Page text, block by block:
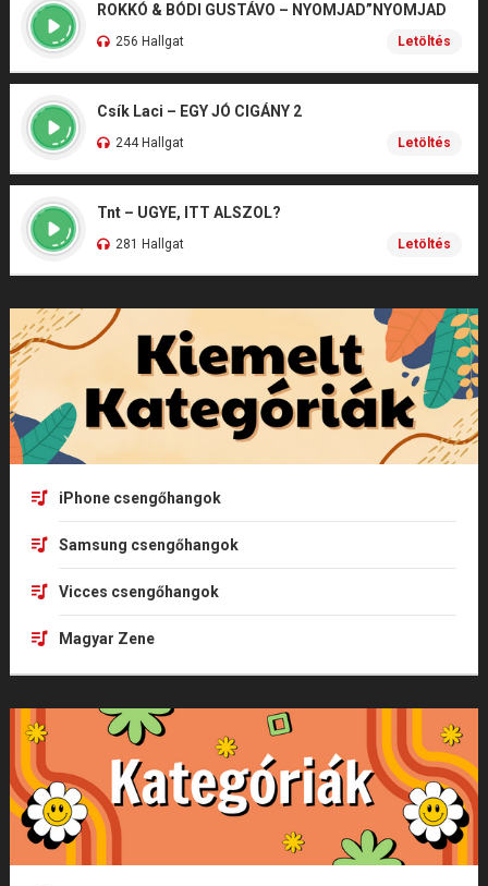
ROKKÓ & BÓDI GUSTÁVO – NYOMJAD”NYOMJAD
256 Hallgat Letöltés
Csík Laci – EGY JÓ CIGÁNY 2
244 Hallgat Letöltés
Tnt – UGYE, ITT ALSZOL?
281 Hallgat Letöltés
iPhone csengőhangok
Samsung csengőhangok
Vicces csengőhangok
Magyar Zene